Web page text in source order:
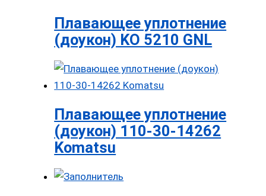
Плавающее уплотнение
(доукон) KO 5210 GNL
Плавающее уплотнение
(доукон) 110-30-14262
Komatsu